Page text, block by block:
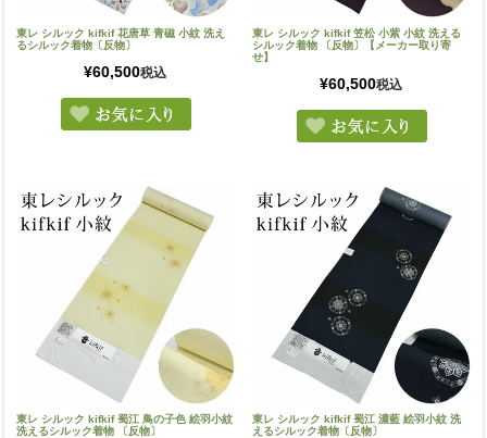
東レ シルック kifkif 花唐草 青磁 小紋 洗え
るシルック着物〔反物〕
¥60,500税込
東レ シルック kifkif 笠松 小紫 小紋 洗える
シルック着物 〔反物〕【メーカー取り寄
せ】
¥60,500税込
東レ シルック kifkif 蜀江 鳥の子色 絵羽小紋
洗えるシルック着物 〔反物〕
東レ シルック kifkif 蜀江 濃藍 絵羽小紋 洗
えるシルック着物〔反物〕